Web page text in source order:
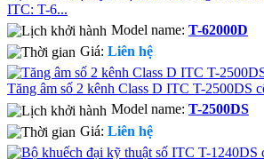
ITC: T-6...
Model name: T-62000D
Giá: Liên hệ
Tăng âm số 2 kênh Class D ITC T-2500DS
Model name: T-2500DS
Giá: Liên hệ